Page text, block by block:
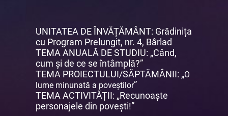
UNITATEA DE ÎNVĂȚĂMÂNT: Grădinița
cu Program Prelungit, nr. 4, Bârlad
TEMA ANUALĂ DE STUDIU: „Când,
cum și de ce se întâmplă?”
TEMA PROIECTULUI/SĂPTĂMÂNII: „O
lume minunată a poveștilor”
TEMA ACTIVITĂȚII: „Recunoaște
personajele din povești!”